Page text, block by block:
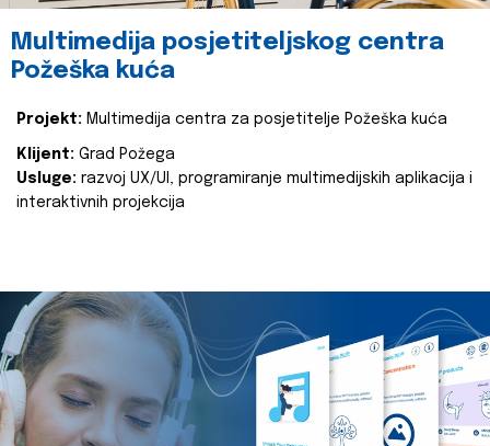
Multimedija posjetiteljskog centra
Požeška kuća
Projekt: Multimedija centra za posjetitelje Požeška kuća
Klijent: Grad Požega
Usluge: razvoj UX/UI, programiranje multimedijskih aplikacija i
interaktivnih projekcija